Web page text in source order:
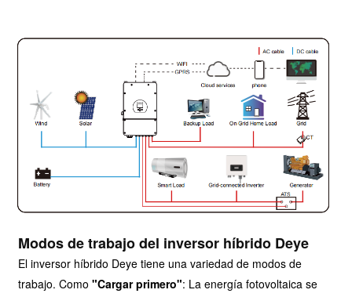
Modos de trabajo del inversor híbrido Deye
El inversor híbrido Deye tiene una variedad de modos de
trabajo. Como"Cargar primero": La energía fotovoltaica se